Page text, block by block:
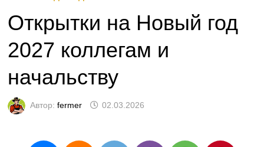
Открытки на Новый год
2027 коллегам и
начальству
Автор: fermer 02.03.2026